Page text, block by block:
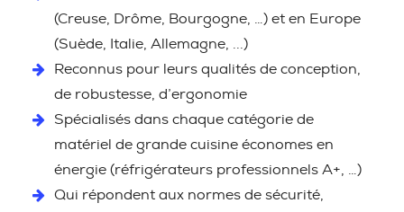
(Creuse, Drôme, Bourgogne, …) et en Europe
(Suède, Italie, Allemagne, ...)
Reconnus pour leurs qualités de conception,
de robustesse, d’ergonomie
Spécialisés dans chaque catégorie de
matériel de grande cuisine économes en
énergie (réfrigérateurs professionnels A+, …)
Qui répondent aux normes de sécurité,